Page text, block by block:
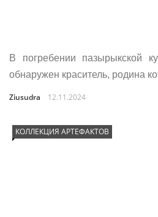
В погребении пазырыкской
обнаружен краситель, родина
Ziusudra 12.11.2024
КОЛЛЕКЦИЯ АРТЕФАКТОВ